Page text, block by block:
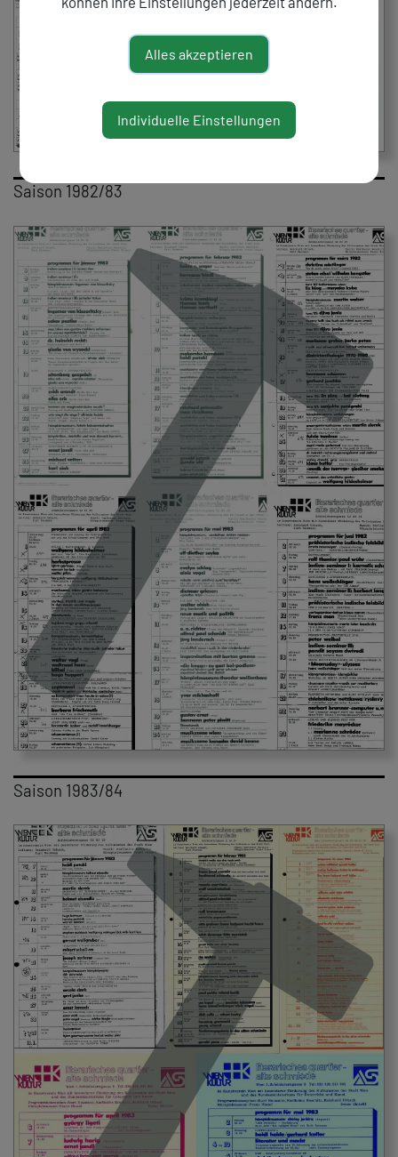
Saison 1982/83
Saison 1983/84
Alles akzeptieren
Individuelle Einstellungen